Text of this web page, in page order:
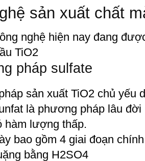
sản xuất chất
nghệ hiện nay đang
TiO2
pháp sulfate
sản xuất TiO2 chủ yếu
là phương pháp lâu
hàm lượng thấp.
bao gồm 4 giai đoạn
bằng H2SO4